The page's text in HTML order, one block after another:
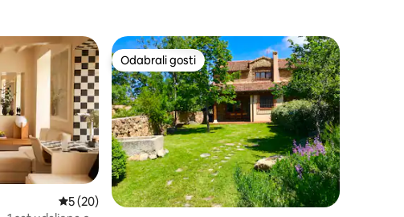
Prosječna ocjena: 5/5, recenzija: 20
5 (20)
Odabrali gosti
Odabrali gosti